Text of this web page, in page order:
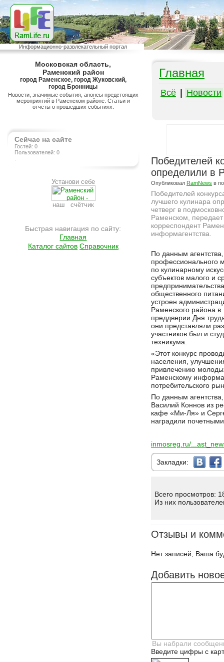
Информационно-развлекательный портал
Московская область,
Раменский район
город Раменское, город Жуковский,
город Бронницы
Новости, значимые события, анонсы предстоящих
мероприятий в Раменском районе. Статьи и
отчеты о прошедших событиях.
Сейчас на сайте
Гостей: 0
Пользователей: 0
Установи себе
наш счётчик
Быстрая навигация по сайту:
Главная
Каталог сайтов Справочник
Главная
Всё Новости
Победителей
определили в
Опубликовал RamNews в
Победителей
лучшего кулинара
четверг в
Раменском, передает
корреспондент
информагентства.
По данным агентства,
профессионального
по кулинарному
субъектов малого и
общественного
устроен
Раменского района в
преддверии Дня
они представляли
участников был и
техникума.
«Этот конкурс
населения,
привлечению
Раменскому
потребительского
По данным
Василий Коннов из
кафе «Ми-Ля» и
наградили
inmosreg.ru/
Закладки:
Всего просмотров:
Из них
Отзывы и
Нет записей, Ваша
Добавить
Введите цифры с